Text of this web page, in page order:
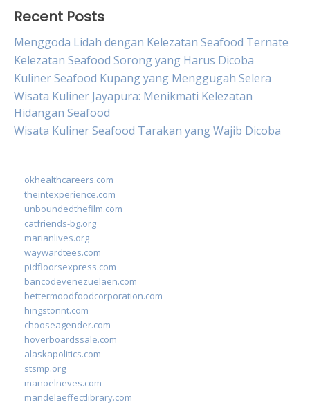
Recent Posts
Menggoda Lidah dengan Kelezatan Seafood Ternate
Kelezatan Seafood Sorong yang Harus Dicoba
Kuliner Seafood Kupang yang Menggugah Selera
Wisata Kuliner Jayapura: Menikmati Kelezatan
Hidangan Seafood
Wisata Kuliner Seafood Tarakan yang Wajib Dicoba
okhealthcareers.com
theintexperience.com
unboundedthefilm.com
catfriends-bg.org
marianlives.org
waywardtees.com
pidfloorsexpress.com
bancodevenezuelaen.com
bettermoodfoodcorporation.com
hingstonnt.com
chooseagender.com
hoverboardssale.com
alaskapolitics.com
stsmp.org
manoelneves.com
mandelaeffectlibrary.com